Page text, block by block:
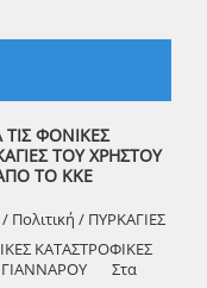
ΦΟΝΙΚΕΣ
ΤΟΥ ΧΡΗΣΤΟΥ
ΤΟ ΚΚΕ
Πολιτική / ΠΥΡΚΑΓΙΕΣ
ΚΑΤΑΣΤΡΟΦΙΚΕΣ
ΓΙΑΝΝΑΡΟΥ Στα